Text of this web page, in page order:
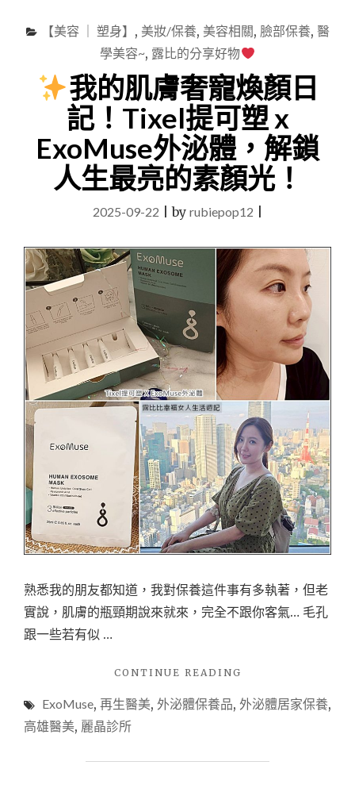
【美容 ｜ 塑身】 , 美妝/保養, 美容相關, 臉部保養, 醫
學美容~, 露比的分享好物
我的肌膚奢寵煥顏日
記！Tixel提可塑 x
ExoMuse外泌體，解鎖
人生最亮的素顏光！
2025-09-22 |by rubiepop12
熟悉我的朋友都知道，我對保養這件事有多執著，但老
實說，肌膚的瓶頸期說來就來，完全不跟你客氣… 毛孔
跟一些若有似 …
CONTINUE READING
我
ExoMuse, 再生醫美, 外泌體保養品, 外泌體居家保養,
高雄醫美, 麗晶診所